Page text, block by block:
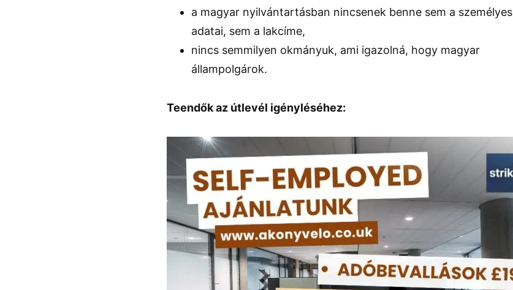
a magyar nyilvántartásban nincsenek benne sem a személyes
adatai, sem a lakcíme,
nincs semmilyen okmányuk, ami igazolná, hogy magyar
állampolgárok.
Teendők az útlevél igényléséhez: